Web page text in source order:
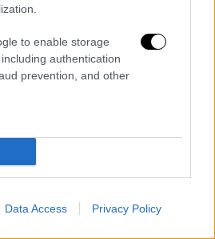
to enable storage
authentication
prevention, and other
Data Access Privacy Policy